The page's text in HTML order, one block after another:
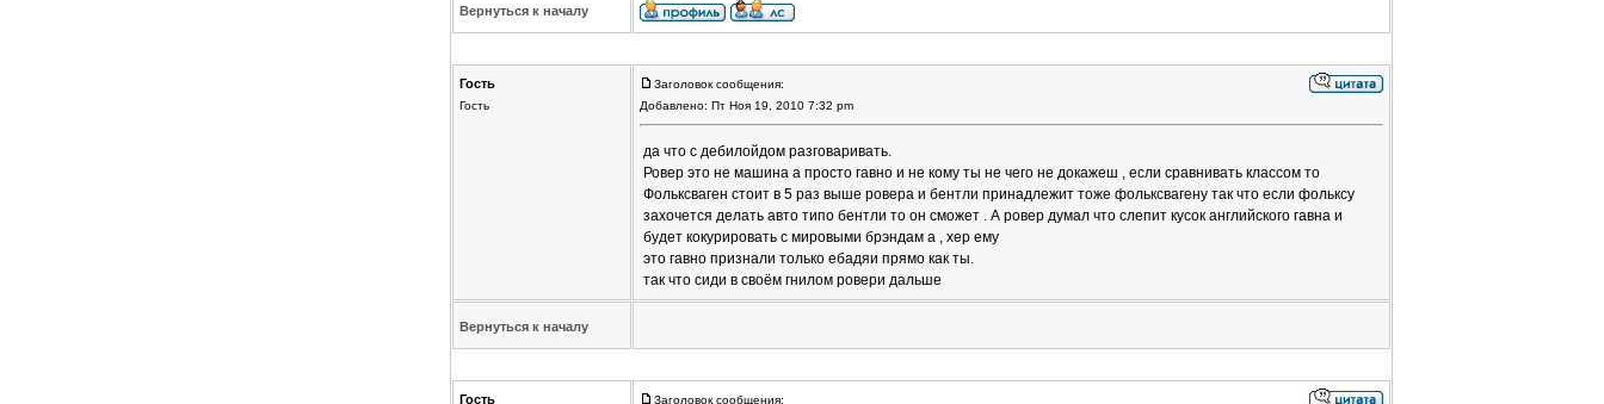
Вернуться к началу
Гость
Гость
Заголовок сообщения:
Добавлено: Пт Ноя 19, 2010 7:32 pm
да что с дебилойдом разговаривать.
Ровер это не машина а просто гавно и не кому ты не чего не докажеш , если сравнивать классом то
Фольксваген стоит в 5 раз выше ровера и бентли принадлежит тоже фольксвагену так что если фольксу
захочется делать авто типо бентли то он сможет . А ровер думал что слепит кусок английского гавна и
будет кокурировать с мировыми брэндам а , хер ему
это гавно признали только ебадяи прямо как ты.
так что сиди в своём гнилом ровери дальше
Вернуться к началу
Гость Заголовок сообщения: